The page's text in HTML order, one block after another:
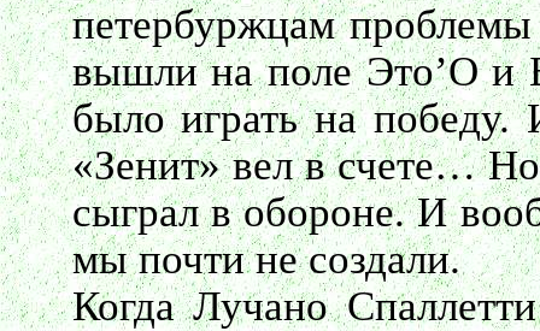
петербуржцам
вышли на поле Это’О и
было играть на победу.
«Зенит» вел в счете…
сыграл в обороне. И
мы почти не создали.
Когда Лучано